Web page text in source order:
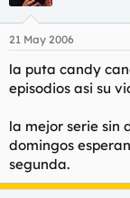
21 May 2006
la puta candy
episodios asi su
la mejor serie sin
domingos
segunda.